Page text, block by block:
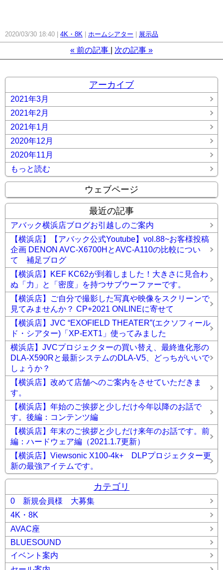
2020/03/30 18:40 4K・8K ホームシアター 展示品
« 前の記事 次の記事 »
アーカイブ
2021年3月
2021年2月
2021年1月
2020年12月
2020年11月
もっと読む
ウェブページ
最近の記事
アバック横浜店ブログお引越しのご案内
【横浜店】【アバック公式Youtube】vol.88~お客様投稿
企画 DENON AVC-X6700HとAVC-A110の比較につい
て 補足ブログ
【横浜店】KEF KC62が到着しました！大きさに見合わ
ぬ「力」と「密度」を持つサブウーファーです。
【横浜店】ご自分で撮影した写真や映像をスクリーンで
見てみませんか？ CP+2021 ONLINEに寄せて
【横浜店】JVC “EXOFIELD THEATER”(エクソフィール
ド・シアター)「XP-EXT1」使ってみました
横浜店】JVCプロジェクターの買い替え、最終進化形の
DLA-X590Rと最新システムのDLA-V5、どっちがいいで
しょうか？
【横浜店】改めて店舗へのご案内をさせていただきま
す。
【横浜店】年始のご挨拶と少しだけ今年以降のお話で
す。後編：コンテンツ編
【横浜店】年末のご挨拶と少しだけ来年のお話です。前
編：ハードウェア編（2021.1.7更新）
【横浜店】Viewsonic X100-4k+ DLPプロジェクター更
新の最強アイテムです。
カテゴリ
0 新規会員様 大募集
4K・8K
AVAC座
BLUESOUND
イベント案内